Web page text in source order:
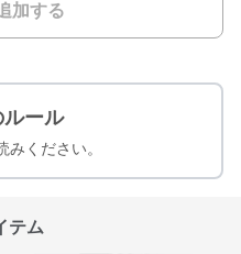
加する
ルール
みください。
テム